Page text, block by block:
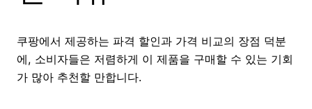
쿠팡에서 제공하는 파격 할인과 가격 비교의 장점 덕분
에, 소비자들은 저렴하게 이 제품을 구매할 수 있는 기회
가 많아 추천할 만합니다.